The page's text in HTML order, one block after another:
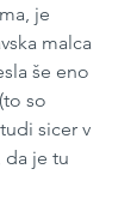
je
malca
še eno
so
sicer v
da je tu